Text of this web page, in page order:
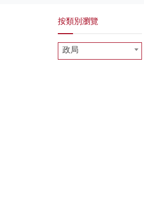
按類別瀏覽
政局